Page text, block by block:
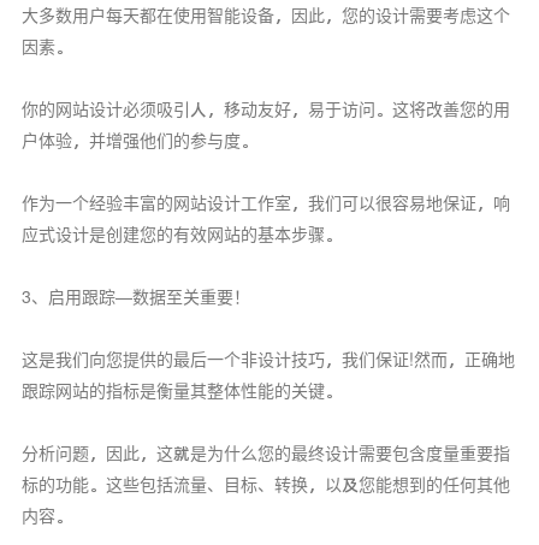
大多数用户每天都在使用智能设备，因此，您的设计需要考虑这个
因素。
你的网站设计必须吸引人，移动友好，易于访问。这将改善您的用
户体验，并增强他们的参与度。
作为一个经验丰富的网站设计工作室，我们可以很容易地保证，响
应式设计是创建您的有效网站的基本步骤。
3、启用跟踪—数据至关重要！
这是我们向您提供的最后一个非设计技巧，我们保证!然而，正确地
跟踪网站的指标是衡量其整体性能的关键。
分析问题，因此，这就是为什么您的最终设计需要包含度量重要指
标的功能。这些包括流量、目标、转换，以及您能想到的任何其他
内容。